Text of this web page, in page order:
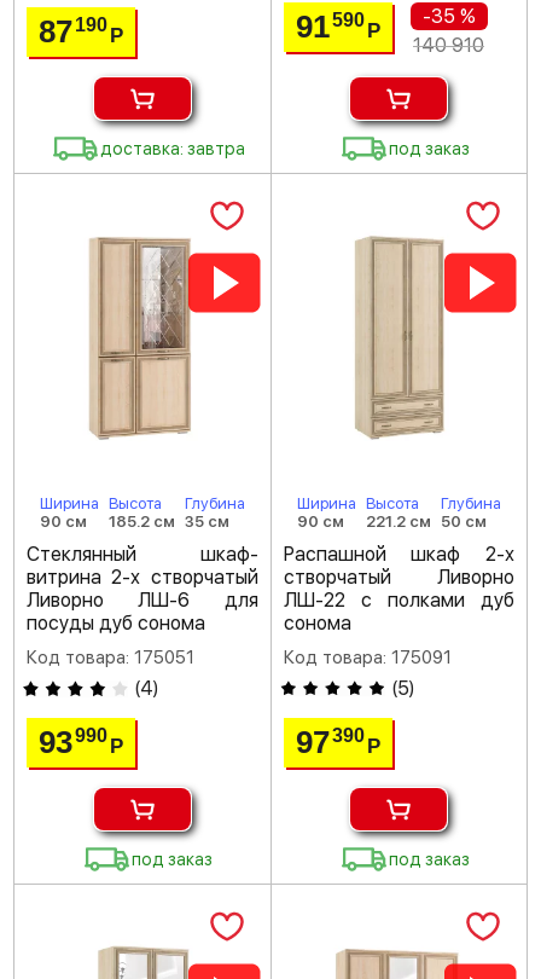
87190Р
доставка: завтра
91590 Р
-35 %
140 910
под заказ
Ширина
90 см
Высота
185.2 см
Глубина
35 см
Стеклянный шкаф-
витрина 2-х створчатый
Ливорно ЛШ-6 для
посуды дуб сонома
Код товара: 175051
(4)
93990Р
под заказ
Ширина
90 см
Высота
221.2 см
Глубина
50 см
Распашной шкаф 2-х
створчатый Ливорно
ЛШ-22 с полками дуб
сонома
Код товара: 175091
(5)
97390 Р
под заказ